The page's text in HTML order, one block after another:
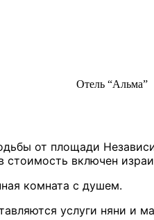
Отель “Альма”
от площади
включен
комната с душем.
услуги няни